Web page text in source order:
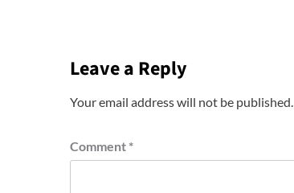
Leave a Reply
Your email address will not be published.
Comment *